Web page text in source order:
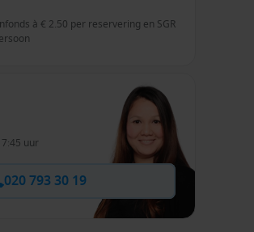
à € 2.50 per reservering en SGR
uur
020 793 30 19